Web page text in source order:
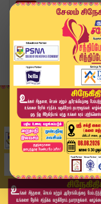
Home
வீடியோ
மின்கட்டணம்